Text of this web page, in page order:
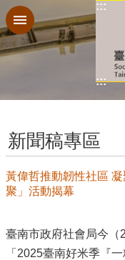
跳到主要內容區塊
:::
:::
新聞稿專區
黃偉哲推動韌性社區
聚」活動揭幕
臺南市政府社會局今（
「2025臺南好米季『